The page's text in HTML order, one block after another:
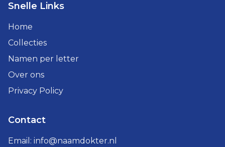
Snelle Links
Home
Collecties
Namen per letter
Over ons
Privacy Policy
Contact
Email: info@naamdokter.nl